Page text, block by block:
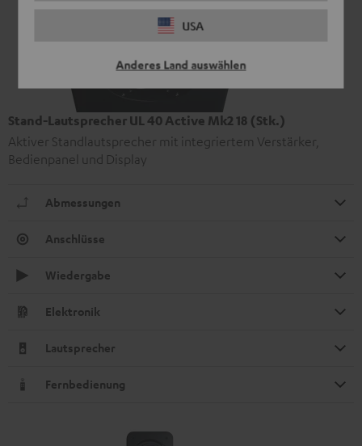
USA
Anderes Land auswählen
Stand-Lautsprecher UL 40 Active Mk2 18 (Stk.)
Aktiver Standlautsprecher mit integriertem Verstärker,
Bedienpanel und Display
Abmessungen
Anschlüsse
Wiedergabe
Elektronik
Lautsprecher
Fernbedienung